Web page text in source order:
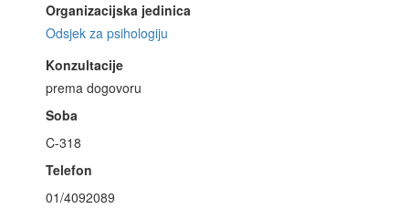
Organizacijska jedinica
Odsjek za psihologiju
Konzultacije
prema dogovoru
Soba
C-318
Telefon
01/4092089